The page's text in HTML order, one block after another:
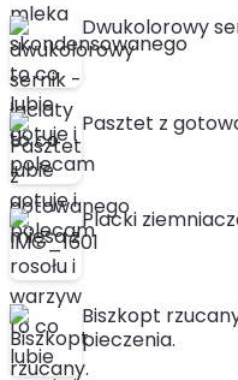
Dwukolorowy
Pasztet z
Placki
Biszkopt
pieczenia.